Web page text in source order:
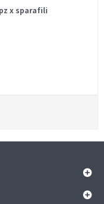
x sparafili